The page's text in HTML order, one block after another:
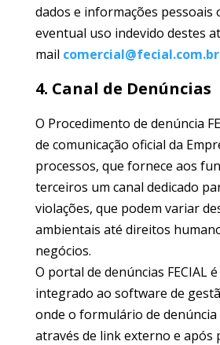
dados e informações pessoais
eventual uso indevido destes
mail comercial@fecial.com.br
4. Canal de Denúncias
O Procedimento de denúncia
de comunicação oficial da
processos, que fornece aos
terceiros um canal dedicado
violações, que podem variar
ambientais até direitos
negócios.
O portal de denúncias FECIAL
integrado ao software de
onde o formulário de denúncia
através de link externo e após